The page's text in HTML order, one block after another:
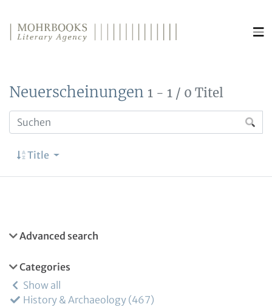
Neuerscheinungen 1 - 1 / 0 Titel
Title
Advanced search
Categories
Show all
History & Archaeology 467